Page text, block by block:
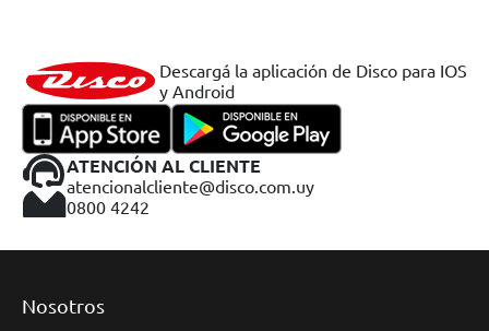
Descargá la aplicación de Disco para IOS
y Android
ATENCIÓN AL CLIENTE
atencionalcliente@disco.com.uy
0800 4242
Nosotros